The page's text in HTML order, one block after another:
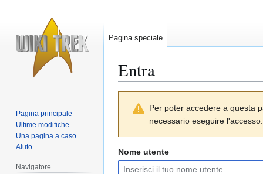
Entra
navigazione
Per poter accedere a questa
necessario eseguire l'accesso.
Nome utente
Pagina speciale
Pagina principale
Ultime modifiche
Una pagina a caso
Aiuto
Navigatore